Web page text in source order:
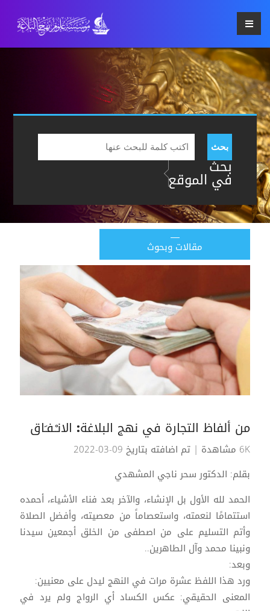
بحث
بحث
في الموقع
مقالات وبحوث
من ألفاظ التجارة في نهج البلاغة: الانـْـفـَاق
6K مشاهدة
| تم اضافته بتاريخ 09-03-2022
بقلم: الدكتور سحر ناجي المشهدي
الحمد لله الأول بل الإنشاء، والآخر بعد فناء الأشياء، أحمده
استتمامًا لنعمته، واستعصاماً من معصيته، وأفضل الصلاة
وأتم التسليم على من اصطفى من الخلق أجمعين سيدنا
ونبينا محمد وآل الطاهرين..
وبعد:
ورد هذا اللفظ عشرة مرات في النهج ليدل على معنيين:
المعنى الحقيقي: عكس الكساد أي الرواج ولم يرد في